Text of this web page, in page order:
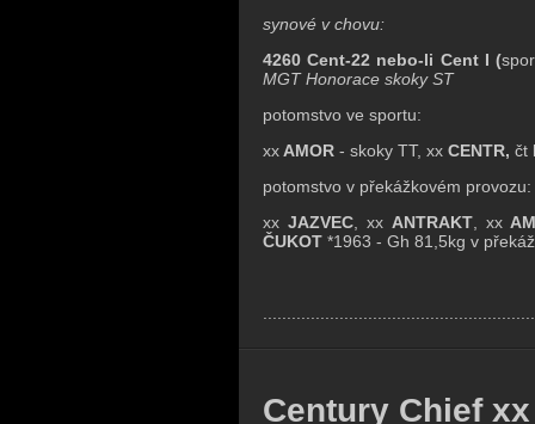
synové v chovu:
4260 Cent-22 nebo-li Cent I (
MGT Honorace skoky ST
potomstvo ve sportu:
xx AMOR - skoky TT, xx CENTR, čt
potomstvo v překážkovém provozu:
xx JAZVEC, xx ANTRAKT, xx
ČUKOT *1963 - Gh 81,5kg v
Century Chief xx